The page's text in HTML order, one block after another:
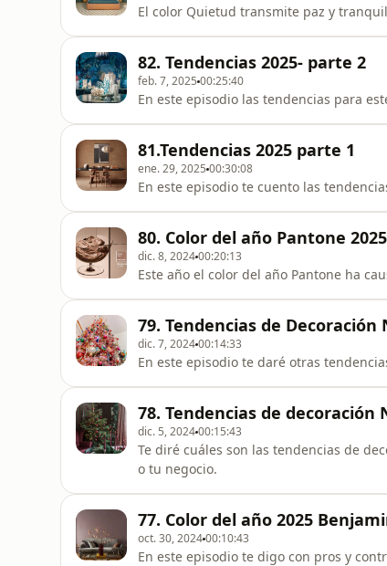
El color Quietud transmite paz y
82. Tendencias 2025- parte 2
feb. 7, 2025 00:25:40
En este episodio las tendencias para
81.Tendencias 2025 parte 1
ene. 29, 2025 00:30:08
En este episodio te cuento las
80. Color del año Pantone 2025
dic. 8, 202400:20:13
Este año el color del año Pantone ha
79. Tendencias de
dic. 7, 202400:14:33
En este episodio te daré otras
78. Tendencias de decoración
dic. 5, 202400:15:43
Te diré cuáles son las tendencias de
o tu negocio.
77. Color del año 2025
oct. 30, 202400:10:43
En este episodio te digo con pros y